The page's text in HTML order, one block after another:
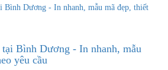
Bình Dương - In nhanh, mẫu
yêu cầu